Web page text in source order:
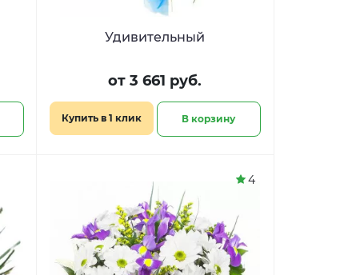
Удивительный
от 3 661 руб.
Купить в 1 клик В корзину
4